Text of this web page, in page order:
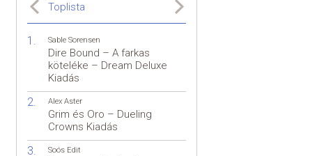
Toplista
Sable Sorensen
Dire Bound – A farkas
köteléke – Dream Deluxe
Kiadás
Alex Aster
Grim és Oro – Dueling
Crowns Kiadás
Soós Edit